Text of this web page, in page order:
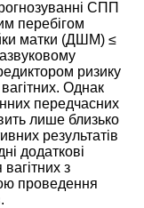
СПП
перебігом
матки (ДШМ) ≤
ризику
Однак
передчасних
лише близько
результатів
додаткові
з
проведення